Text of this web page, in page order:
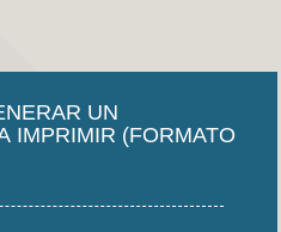
UN
IMPRIMIR (FORMATO